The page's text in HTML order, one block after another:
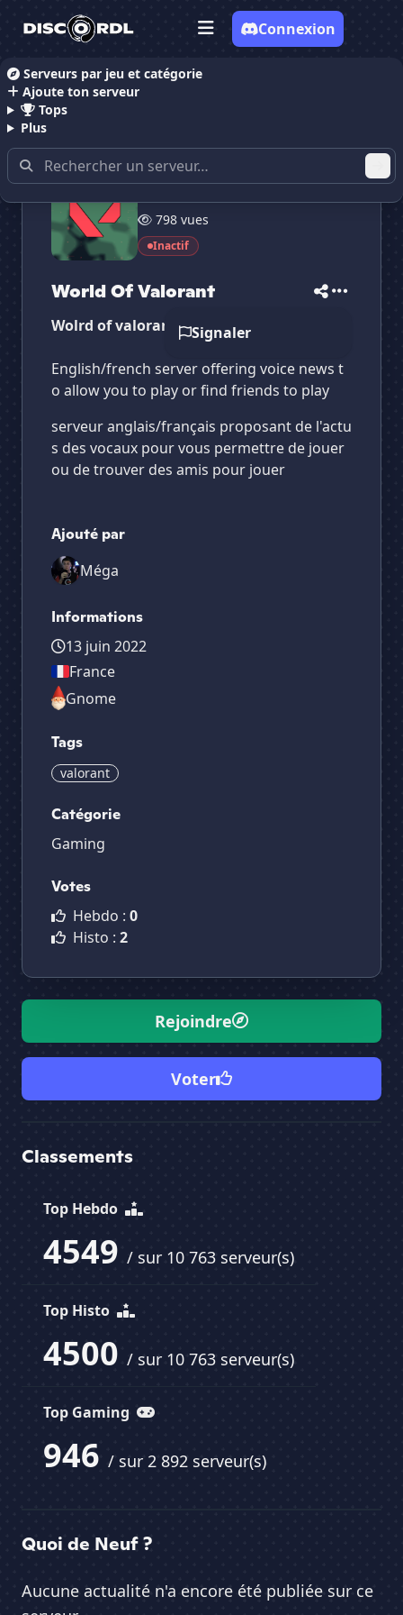
Serveurs par jeu et catégorie
Ajoute ton serveur
Tops
Plus
Connexion
Accueil Serveurs Discord Gaming
798 vues
Inactif
World Of Valorant
Signaler
Wolrd of valorant
English/french server offering voice news t
o allow you to play or find friends to play
serveur anglais/français proposant de l'actu
s des vocaux pour vous permettre de jouer
ou de trouver des amis pour jouer
Ajouté par
Méga
Informations
13 juin 2022
France
Gnome
Tags
valorant
Catégorie
Gaming
Votes
Hebdo : 0
Histo : 2
Rejoindre
Voter
Vote pourWorld Of Valorant
Classements
Top Hebdo
4549 / sur 10 763 serveur(s)
Top Histo
4500 / sur 10 763 serveur(s)
Top Gaming
946 / sur 2 892 serveur(s)
Quoi de Neuf ?
Aucune actualité n'a encore été publiée sur ce
Es-tu sûr de vouloir supprimer ton avis de ce